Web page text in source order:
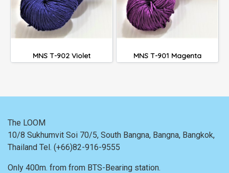
MNS T-902 Violet MNS T-901 Magenta
The LOOM
10/8 Sukhumvit Soi 70/5, South Bangna, Bangna, Bangkok,
Thailand Tel. (+66)82-916-9555
Only 400m. from from BTS-Bearing station.